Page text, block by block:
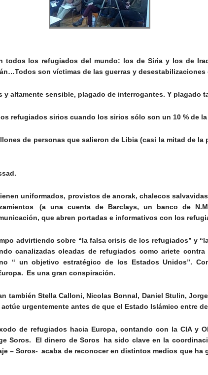
todos los refugiados del mundo: los de Siria y los de
son víctimas de las guerras y
y altamente sensible, plagado de interrogantes. Y plagado
refugiados sirios cuando los sirios sólo son un 10 % de
de personas que salieron de Libia (casi la mitad de
uniformados, provistos de anorak, chalecos
(a una cuenta de Barclays, un banco de
que abren portadas e informativos con los
advirtiendo sobre “la falsa crisis de los refugiados” y
canalizadas oleadas de refugiados como ariete
“ un objetivo estratégico de los Estados Unidos”.
Es una gran conspiración.
también Stella Calloni, Nicolas Bonnal, Daniel Stulin, Jorge
urgentemente antes de que el Estado Islámico entre
de refugiados hacia Europa, contando con la CIA y
Soros. El dinero de Soros ha sido clave en la
– Soros- acaba de reconocer en distintos medios que ha